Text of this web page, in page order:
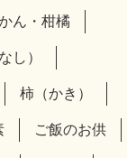
ん・柑橘
し）
柿（かき）
ご飯のお供